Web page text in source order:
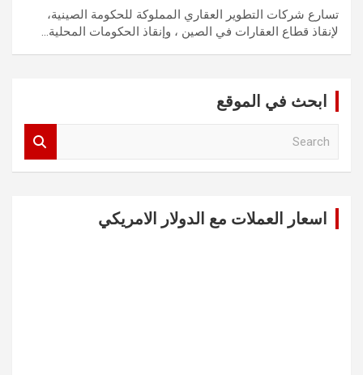
تسارع شركات التطوير العقاري المملوكة للحكومة الصينية،
لإنقاذ قطاع العقارات في الصين ، وإنقاذ الحكومات المحلية…
ابحث في الموقع
اسعار العملات مع الدولار الامريكي